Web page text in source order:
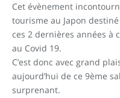
Cet évènement
tourisme au Japon
ces 2 dernières années à
au Covid 19.
C’est donc avec grand
aujourd’hui de ce 9ème
surprenant.